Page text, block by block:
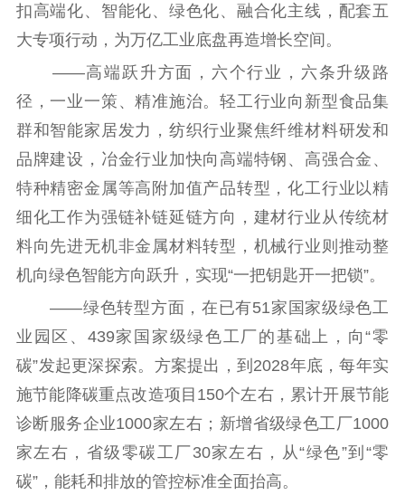
扣高端化、智能化、绿色化、融合化主线，配套五
大专项行动，为万亿工业底盘再造增长空间。
——高端跃升方面，六个行业，六条升级路
径，一业一策、精准施治。轻工行业向新型食品集
群和智能家居发力，纺织行业聚焦纤维材料研发和
品牌建设，冶金行业加快向高端特钢、高强合金、
特种精密金属等高附加值产品转型，化工行业以精
细化工作为强链补链延链方向，建材行业从传统材
料向先进无机非金属材料转型，机械行业则推动整
机向绿色智能方向跃升，实现“一把钥匙开一把锁”。
——绿色转型方面，在已有51家国家级绿色工
业园区、439家国家级绿色工厂的基础上，向“零
碳”发起更深探索。方案提出，到2028年底，每年实
施节能降碳重点改造项目150个左右，累计开展节能
诊断服务企业1000家左右；新增省级绿色工厂1000
家左右，省级零碳工厂30家左右，从“绿色”到“零
碳”，能耗和排放的管控标准全面抬高。